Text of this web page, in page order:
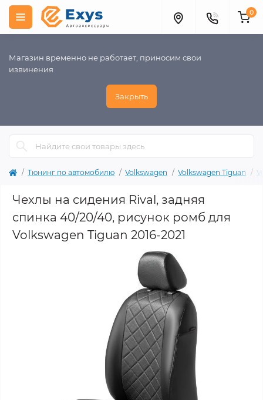
Магазин временно не работает, приносим свои
извинения
Закрыть
0
Тюнинг по автомобилю Volkswagen Volkswagen Tiguan
Чехлы на сидения Rival, задняя
спинка 40/20/40, рисунок ромб для
Volkswagen Tiguan 2016-2021